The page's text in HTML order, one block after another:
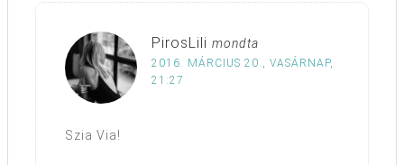
PirosLili mondta
2016. MÁRCIUS 20., VASÁRNAP,
21:27
Szia Via!